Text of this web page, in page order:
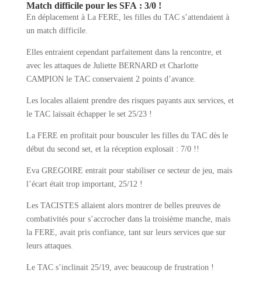
Match difficile pour les SFA : 3/0 !
En déplacement à La FERE, les filles du TAC s’attendaient à
un match difficile.
Elles entraient cependant parfaitement dans la rencontre, et
avec les attaques de Juliette BERNARD et Charlotte
CAMPION le TAC conservaient 2 points d’avance.
Les locales allaient prendre des risques payants aux services, et
le TAC laissait échapper le set 25/23 !
La FERE en profitait pour bousculer les filles du TAC dès le
début du second set, et la réception explosait : 7/0 !!
Eva GREGOIRE entrait pour stabiliser ce secteur de jeu, mais
l’écart était trop important, 25/12 !
Les TACISTES allaient alors montrer de belles preuves de
combativités pour s’accrocher dans la troisième manche, mais
la FERE, avait pris confiance, tant sur leurs services que sur
leurs attaques.
Le TAC s’inclinait 25/19, avec beaucoup de frustration !